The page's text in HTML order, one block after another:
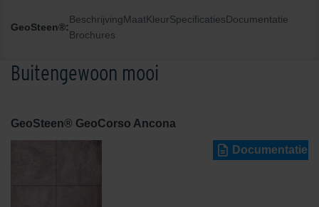
GeoSteen®:
BeschrijvingMaatKleurSpecificatiesDocumentatie
Brochures
Buitengewoon mooi
GeoSteen® GeoCorso Ancona
Documentatie